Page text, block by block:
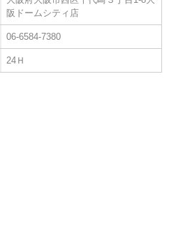
阪ドームシティ店
06-6584-7380
24Ｈ